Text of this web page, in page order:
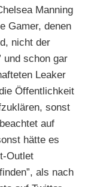
Manning
Gamer, denen
nicht der
und schon gar
Leaker
Öffentlichkeit
sonst
auf
hätte es
Outlet
als nach